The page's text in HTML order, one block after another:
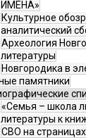
ИМЕНА»
Культурное
аналитический
Археология
литературы
Новгородика в
памятники
«Семья – школа
литературы к
СВО на страницах